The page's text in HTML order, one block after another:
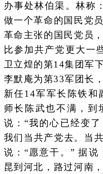
办事处林伯渠。林称
做一个革命的国民党
革命主张的国民党员
比参加共产党更大一
卫立煌的第14集团军
李默庵为第33军团长
新任14军军长陈铁和
师长陈武也不满，到
说：“我的心已经变
我们当共产党去。当
说：“愿意干。” 据说
昆到河北，路过河南